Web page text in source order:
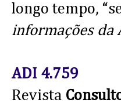
longo tempo,
informações da
ADI 4.759
Revista